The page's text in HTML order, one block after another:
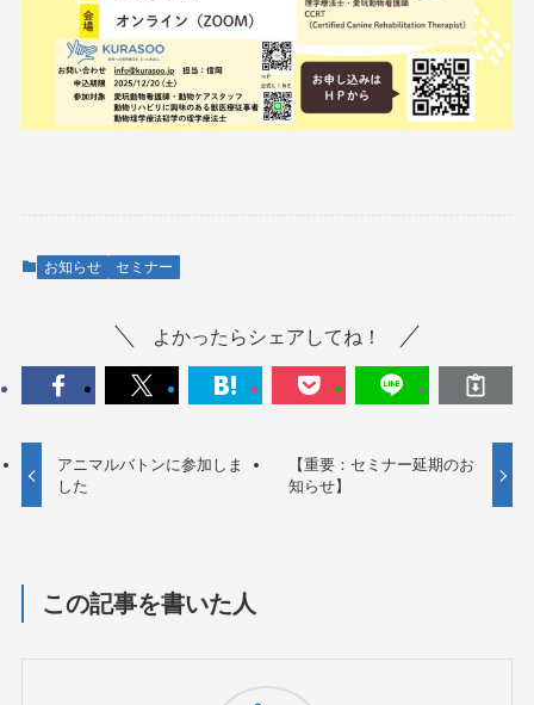
お知らせ セミナー
よかったらシェアしてね！
アニマルバトンに参加しま
した
【重要：セミナー延期のお
知らせ】
この記事を書いた人